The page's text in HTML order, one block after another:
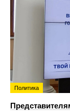
Политика